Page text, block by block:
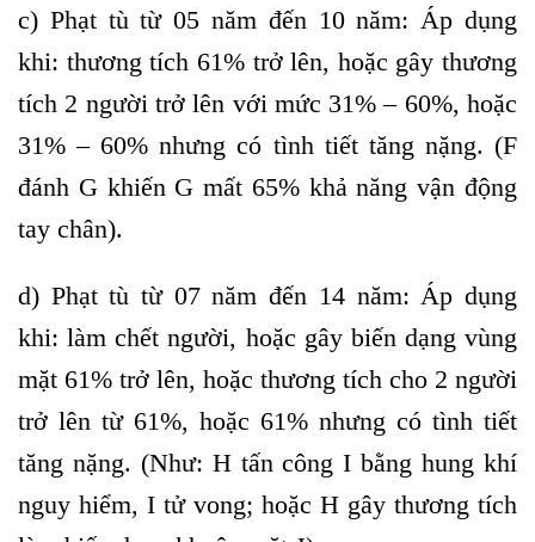
c) Phạt tù từ 05 năm đến 10 năm: Áp dụng
khi: thương tích 61% trở lên, hoặc gây thương
tích 2 người trở lên với mức 31% – 60%, hoặc
31% – 60% nhưng có tình tiết tăng nặng. (F
đánh G khiến G mất 65% khả năng vận động
tay chân).
d) Phạt tù từ 07 năm đến 14 năm: Áp dụng
khi: làm chết người, hoặc gây biến dạng vùng
mặt 61% trở lên, hoặc thương tích cho 2 người
trở lên từ 61%, hoặc 61% nhưng có tình tiết
tăng nặng. (Như: H tấn công I bằng hung khí
nguy hiểm, I tử vong; hoặc H gây thương tích